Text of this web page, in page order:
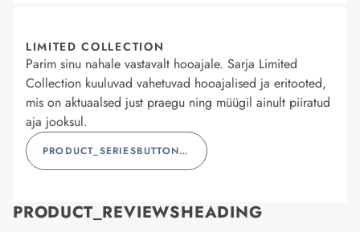
LIMITED COLLECTION
Parim sinu nahale vastavalt hooajale. Sarja Limited
Collection kuuluvad vahetuvad hooajalised ja eritooted,
mis on aktuaalsed just praegu ning müügil ainult piiratud
aja jooksul.
PRODUCT_SERIESBUTTONLABEL
PRODUCT_REVIEWSHEADING